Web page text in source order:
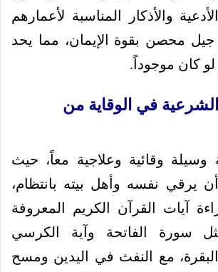
والأذكار المناسبة لأعمارهم
محصن بقوة الإيمان، مما يحد
كان موجوداً.
الشرعية في الوقاية من
وسيلة وقائية وعلاجية معاً، حيث
يرقي نفسه وأهل بيته بانتظام،
آيات القرآن الكريم المعروفة
سورة الفاتحة وآية الكرسي
مع النفث في اليدين ومسح